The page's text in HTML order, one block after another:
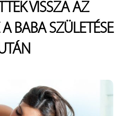
VISSZA AZ
BABA SZÜLETÉSE